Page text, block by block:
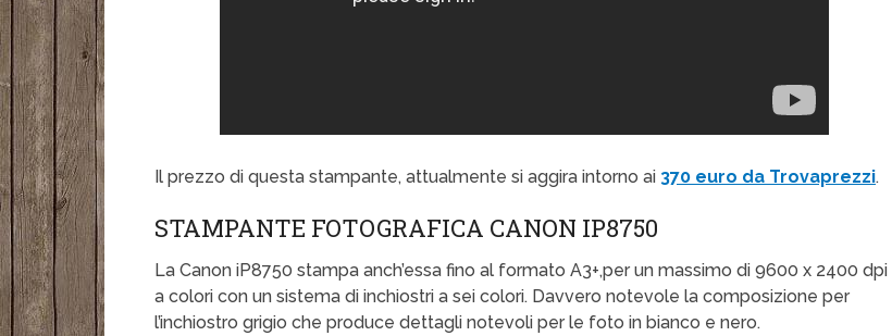
Il prezzo di questa stampante, attualmente si aggira intorno ai 370 euro da Trovaprezzi.
STAMPANTE FOTOGRAFICA CANON IP8750
La Canon iP8750 stampa anch’essa fino al formato A3+,per un massimo di 9600 x 2400 dpi
a colori con un sistema di inchiostri a sei colori. Davvero notevole la composizione per
l’inchiostro grigio che produce dettagli notevoli per le foto in bianco e nero.